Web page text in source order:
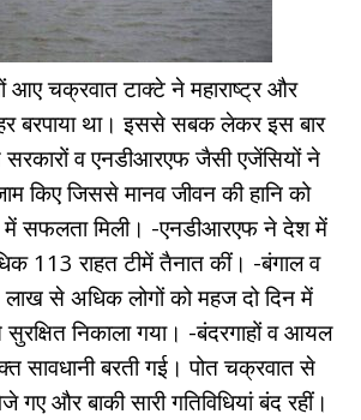
आए चक्रवात टाक्टे ने महाराष्ट्र और
बरपाया था। इससे सबक लेकर इस बार
सरकारों व एनडीआरएफ जैसी एजेंसियों ने
किए जिससे मानव जीवन की हानि को
में सफलता मिली। -एनडीआरएफ ने देश में
113 राहत टीमें तैनात कीं। -बंगाल व
से अधिक लोगों को महज दो दिन में
निकाला गया। -बंदरगाहों व आयल
सावधानी बरती गई। पोत चक्रवात से
और बाकी सारी गतिविधियां बंद रहीं।